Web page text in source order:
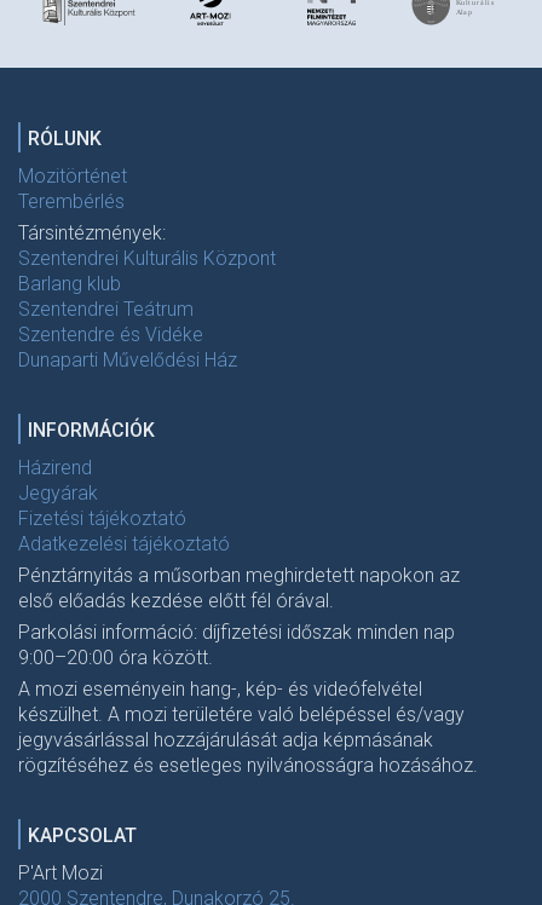
RÓLUNK
Mozitörténet
Terembérlés
Társintézmények:
Szentendrei Kulturális Központ
Barlang klub
Szentendrei Teátrum
Szentendre és Vidéke
Dunaparti Művelődési Ház
INFORMÁCIÓK
Házirend
Jegyárak
Fizetési tájékoztató
Adatkezelési tájékoztató
Pénztárnyitás a műsorban meghirdetett napokon az
első előadás kezdése előtt fél órával.
Parkolási információ: díjfizetési időszak minden nap
9:00–20:00 óra között.
A mozi eseményein hang-, kép- és videófelvétel
készülhet. A mozi területére való belépéssel és/vagy
jegyvásárlással hozzájárulását adja képmásának
rögzítéséhez és esetleges nyilvánosságra hozásához.
KAPCSOLAT
P'Art Mozi
2000 Szentendre, Dunakorzó 25.